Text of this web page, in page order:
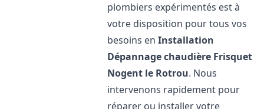
plombiers expérimentés est à
votre disposition pour tous vos
besoins enInstallation
Dépannage chaudière Frisquet
Nogent le Rotrou. Nous
intervenons rapidement pour
réparer ou installer votre